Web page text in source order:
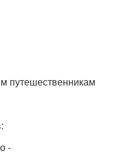
путешественникам
-